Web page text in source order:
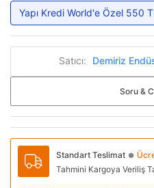
Yapı Kredi World'e Özel 550
Satıcı: Demiriz
Soru &
Standart Teslimat ●
Tahmini Kargoya Veriliş